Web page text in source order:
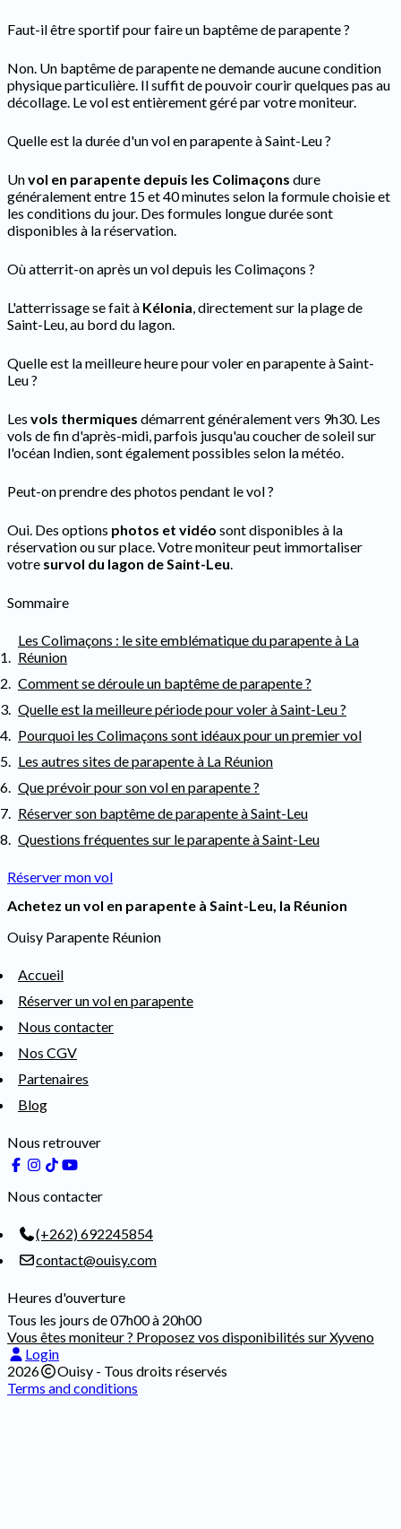
Faut-il être sportif pour faire un baptême de parapente ?
Non. Un baptême de parapente ne demande aucune condition
physique particulière. Il suffit de pouvoir courir quelques pas au
décollage. Le vol est entièrement géré par votre moniteur.
Quelle est la durée d'un vol en parapente à Saint-Leu ?
Unvol en parapente depuis les Colimaçons dure
généralement entre 15 et 40 minutes selon la formule choisie et
les conditions du jour. Des formules longue durée sont
disponibles à la réservation.
Où atterrit-on après un vol depuis les Colimaçons ?
L'atterrissage se fait à Kélonia, directement sur la plage de
Saint-Leu, au bord du lagon.
Quelle est la meilleure heure pour voler en parapente à Saint-
Leu ?
Les vols thermiques démarrent généralement vers 9h30. Les
vols de fin d'après-midi, parfois jusqu'au coucher de soleil sur
l'océan Indien, sont également possibles selon la météo.
Peut-on prendre des photos pendant le vol ?
Oui. Des options photos et vidéo sont disponibles à la
réservation ou sur place. Votre moniteur peut immortaliser
votre survol du lagon de Saint-Leu.
Sommaire
Les Colimaçons : le site emblématique du parapente à La
Réunion
Comment se déroule un baptême de parapente ?
Quelle est la meilleure période pour voler à Saint-Leu ?
Pourquoi les Colimaçons sont idéaux pour un premier vol
Les autres sites de parapente à La Réunion
Que prévoir pour son vol en parapente ?
Réserver son baptême de parapente à Saint-Leu
Questions fréquentes sur le parapente à Saint-Leu
Réserver mon vol
Achetez un vol en parapente à Saint-Leu, la Réunion
Ouisy Parapente Réunion
Accueil
Réserver un vol en parapente
Nous contacter
Nos CGV
Partenaires
Blog
Nous retrouver
Nous contacter
(+262) 692245854
contact@ouisy.com
Heures d'ouverture
Tous les jours de 07h00 à 20h00
Vous êtes moniteur ? Proposez vos disponibilités sur Xyveno
Login
2026
Ouisy - Tous droits réservés
Terms and conditions